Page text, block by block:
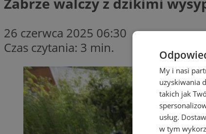
26 czerwca 2025 06:30
Czas czytania: 3 min.
My i nasi
uzyskiwania
takich jak
usług.
w tym